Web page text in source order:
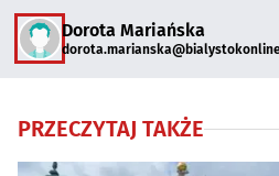
Dorota Mariańska
PRZECZYTAJ TAKŻE